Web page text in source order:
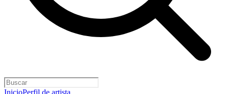
InicioPerfil de artista